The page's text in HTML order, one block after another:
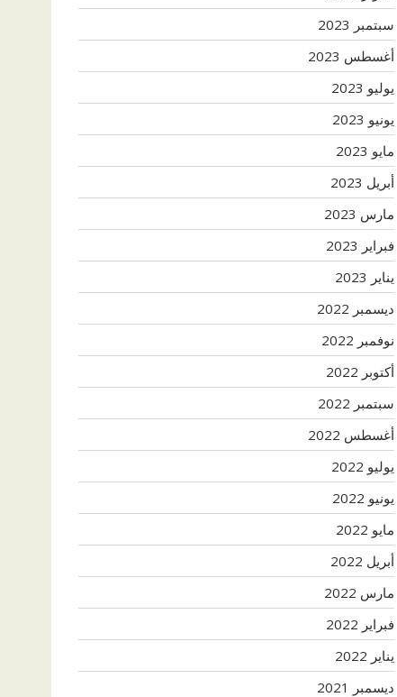
سبتمبر 2023
أغسطس 2023
يوليو 2023
يونيو 2023
مايو 2023
أبريل 2023
مارس 2023
فبراير 2023
يناير 2023
ديسمبر 2022
نوفمبر 2022
أكتوبر 2022
سبتمبر 2022
أغسطس 2022
يوليو 2022
يونيو 2022
مايو 2022
أبريل 2022
مارس 2022
فبراير 2022
يناير 2022
ديسمبر 2021